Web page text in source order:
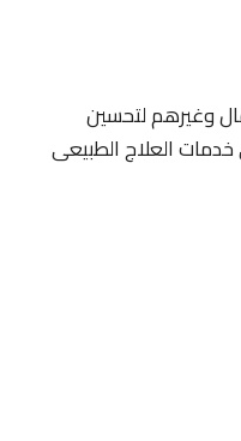
وغيرهم لتحسين
العلاج الطبيعى